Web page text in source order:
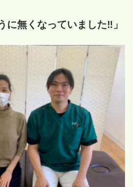
に無くなっていました‼︎」